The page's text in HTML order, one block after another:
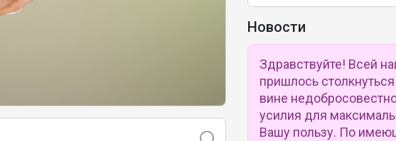
Новости
Здравствуйте! Всей
пришлось
вине
усилия для
Вашу пользу. По